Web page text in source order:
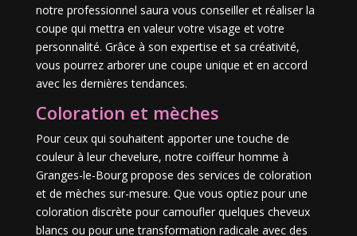
notre professionnel saura vous conseiller et réaliser la
coupe qui mettra en valeur votre visage et votre
personnalité. Grâce à son expertise et sa créativité,
vous pourrez arborer une coupe unique et en accord
avec les dernières tendances.
Coloration et mèches
Pour ceux qui souhaitent apporter une touche de
couleur à leur chevelure, notre coiffeur homme à
Granges-le-Bourg propose des services de coloration
et de mèches sur-mesure. Que vous optiez pour une
coloration discrète pour camoufler quelques cheveux
blancs ou pour une transformation radicale avec des